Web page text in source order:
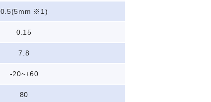
0.5(5mm ※1)
0.15
7.8
-20~+60
80